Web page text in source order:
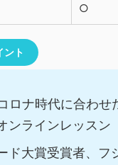
○
ント
ロナ時代に合わせ
ンラインレッスン
ド大賞受賞者、フ